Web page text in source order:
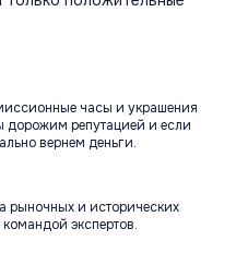
часы и украшения
репутацией и если
вернем деньги.
рыночных и исторических
экспертов.